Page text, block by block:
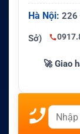
Hà Nội: 226
Sở)
🚀 Giao